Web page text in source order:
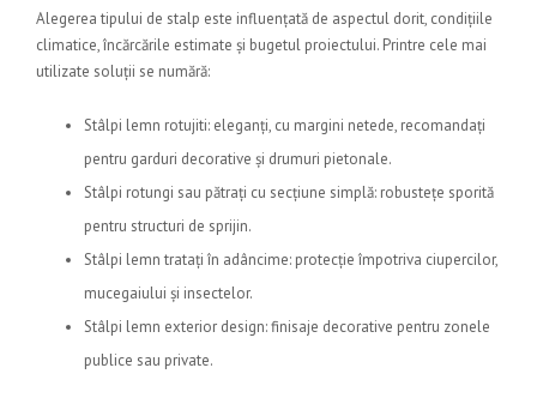
Alegerea tipului de stalp este influențată de aspectul dorit, condițiile
climatice, încărcările estimate și bugetul proiectului. Printre cele mai
utilizate soluții se numără:
Stâlpi lemn rotujiti: eleganți, cu margini netede, recomandați
pentru garduri decorative și drumuri pietonale.
Stâlpi rotungi sau pătrați cu secțiune simplă: robustețe sporită
pentru structuri de sprijin.
Stâlpi lemn tratați în adâncime: protecție împotriva ciupercilor,
mucegaiului și insectelor.
Stâlpi lemn exterior design: finisaje decorative pentru zonele
publice sau private.